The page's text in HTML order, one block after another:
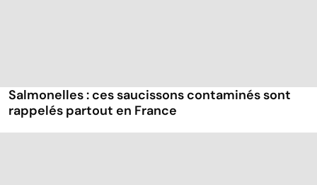
Salmonelles : ces saucissons contaminés sont
rappelés partout en France